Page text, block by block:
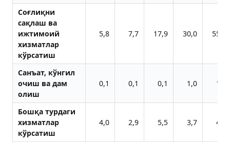
Соғлиқни
сақлаш ва
ижтимоий
хизматлар
кўрсатиш
5,8 7,7 17,9 30,0 55,5
Санъат, кўнгил
очиш ва дам
олиш
0,1 0,1 0,1 1,0 1,5
Бошқа турдаги
хизматлар
кўрсатиш
4,0 2,9 5,5 3,7 4,8